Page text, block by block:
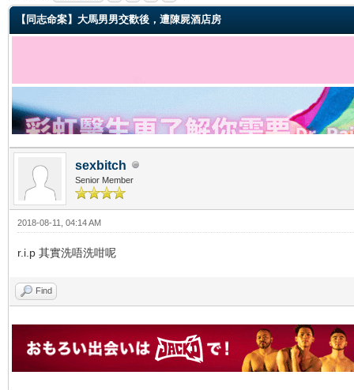
【同志命案】大馬男男交歡後，遭陳屍酒店房
sexbitch
Senior Member
2018-08-11, 04:14 AM
r.i.p 其實洗唔洗咁呢
Find